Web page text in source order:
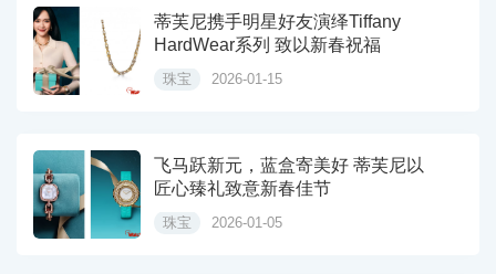
蒂芙尼携手明星好友演绎Tiffany
HardWear系列 致以新春祝福
珠宝 2026-01-15
飞马跃新元，蓝盒寄美好 蒂芙尼以
匠心臻礼致意新春佳节
珠宝 2026-01-05